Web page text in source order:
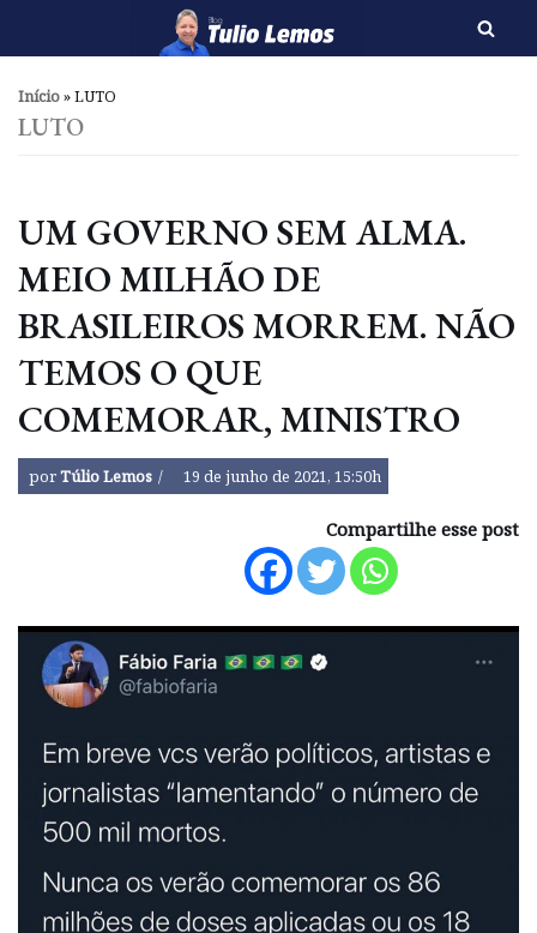
para
o
Início»LUTO
LUTO
UM GOVERNO SEM ALMA.
MEIO MILHÃO DE
BRASILEIROS MORREM. NÃO
TEMOS O QUE
COMEMORAR, MINISTRO
porTúlio Lemos 19 de junho de 2021, 15:50h
Compartilhe esse post